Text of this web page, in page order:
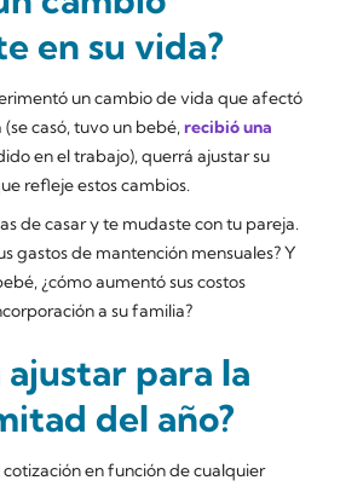
en su vida?
un cambio de vida que afectó
casó, tuvo un bebé, recibió una
en el trabajo), querrá ajustar su
refleje estos cambios.
de casar y te mudaste con tu pareja.
gastos de mantención mensuales? Y
¿cómo aumentó sus costos
a su familia?
ajustar para la
del año?
en función de cualquier